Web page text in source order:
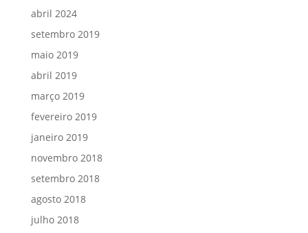
abril 2024
setembro 2019
maio 2019
abril 2019
março 2019
fevereiro 2019
janeiro 2019
novembro 2018
setembro 2018
agosto 2018
julho 2018